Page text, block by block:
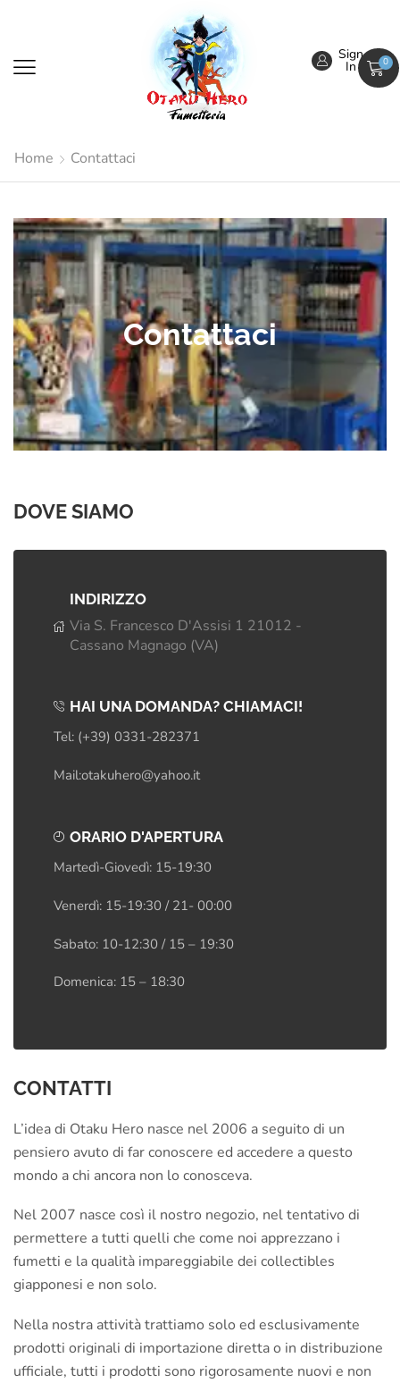
Sign
In 0
Home Contattaci
Contattaci
DOVE SIAMO
INDIRIZZO
Via S. Francesco D'Assisi 1 21012 -
Cassano Magnago (VA)
HAI UNA DOMANDA? CHIAMACI!
Tel: (+39) 0331-282371
Mail:otakuhero@yahoo.it
ORARIO D'APERTURA
Martedì-Giovedì: 15-19:30
Venerdì: 15-19:30 / 21- 00:00
Sabato: 10-12:30 / 15 – 19:30
Domenica: 15 – 18:30
CONTATTI
L’idea di Otaku Hero nasce nel 2006 a seguito di un
pensiero avuto di far conoscere ed accedere a questo
mondo a chi ancora non lo conosceva.
Nel 2007 nasce così il nostro negozio, nel tentativo di
permettere a tutti quelli che come noi apprezzano i
fumetti e la qualità impareggiabile dei collectibles
giapponesi e non solo.
Nella nostra attività trattiamo solo ed esclusivamente
prodotti originali di importazione diretta o in distribuzione
ufficiale, tutti i prodotti sono rigorosamente nuovi e non